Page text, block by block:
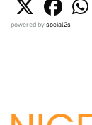
powered bysocial2s